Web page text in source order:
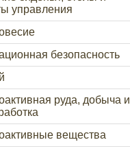
управления
безопасность
руда, добыча и
вещества